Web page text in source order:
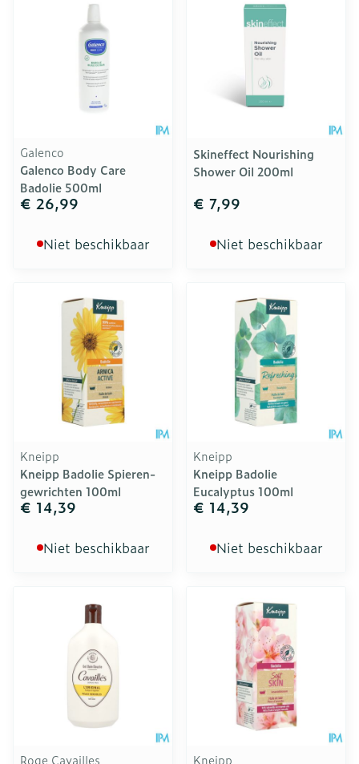
Galenco
Galenco Body Care
Badolie 500ml
€ 26,99
Niet beschikbaar
Skineffect Nourishing
Shower Oil 200ml
€ 7,99
Niet beschikbaar
Kneipp
Kneipp Badolie Spieren-
gewrichten 100ml
€ 14,39
Niet beschikbaar
Kneipp
Kneipp Badolie
Eucalyptus 100ml
€ 14,39
Niet beschikbaar
Roge Cavailles
Kneipp